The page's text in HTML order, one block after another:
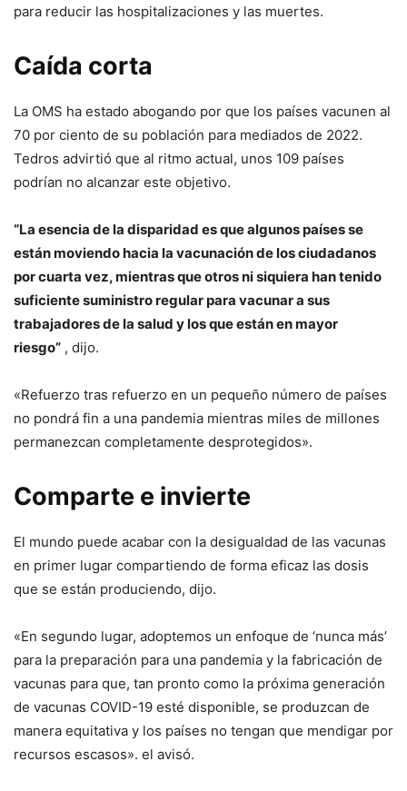
para reducir las hospitalizaciones y las muertes.
Caída corta
La OMS ha estado abogando por que los países vacunen al
70 por ciento de su población para mediados de 2022.
Tedros advirtió que al ritmo actual, unos 109 países
podrían no alcanzar este objetivo.
“La esencia de la disparidad es que algunos países se
están moviendo hacia la vacunación de los ciudadanos
por cuarta vez, mientras que otros ni siquiera han tenido
suficiente suministro regular para vacunar a sus
trabajadores de la salud y los que están en mayor
riesgo” , dijo.
«Refuerzo tras refuerzo en un pequeño número de países
no pondrá fin a una pandemia mientras miles de millones
permanezcan completamente desprotegidos».
Comparte e invierte
El mundo puede acabar con la desigualdad de las vacunas
en primer lugar compartiendo de forma eficaz las dosis
que se están produciendo, dijo.
«En segundo lugar, adoptemos un enfoque de ‘nunca más’
para la preparación para una pandemia y la fabricación de
vacunas para que, tan pronto como la próxima generación
de vacunas COVID-19 esté disponible, se produzcan de
manera equitativa y los países no tengan que mendigar por
recursos escasos». el avisó.